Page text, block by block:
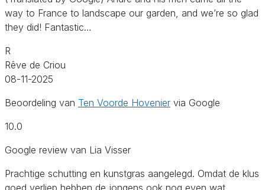
way to France to landscape our garden, and we’re so glad
they did! Fantastic…
R
Rêve de Criou
08-11-2025
Beoordeling van Ten Voorde Hovenier via Google
10.0
Google review van Lia Visser
Prachtige schutting en kunstgras aangelegd. Omdat de klus
goed verliep hebben de jongens ook nog even wat